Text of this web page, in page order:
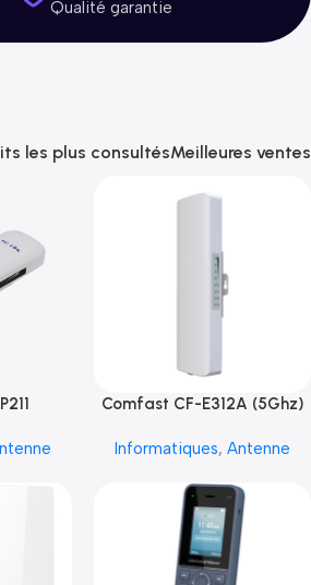
Qualité garantie
les plus consultésMeilleures ventes
Comfast CF-E312A (5Ghz)
Informatiques, Antenne